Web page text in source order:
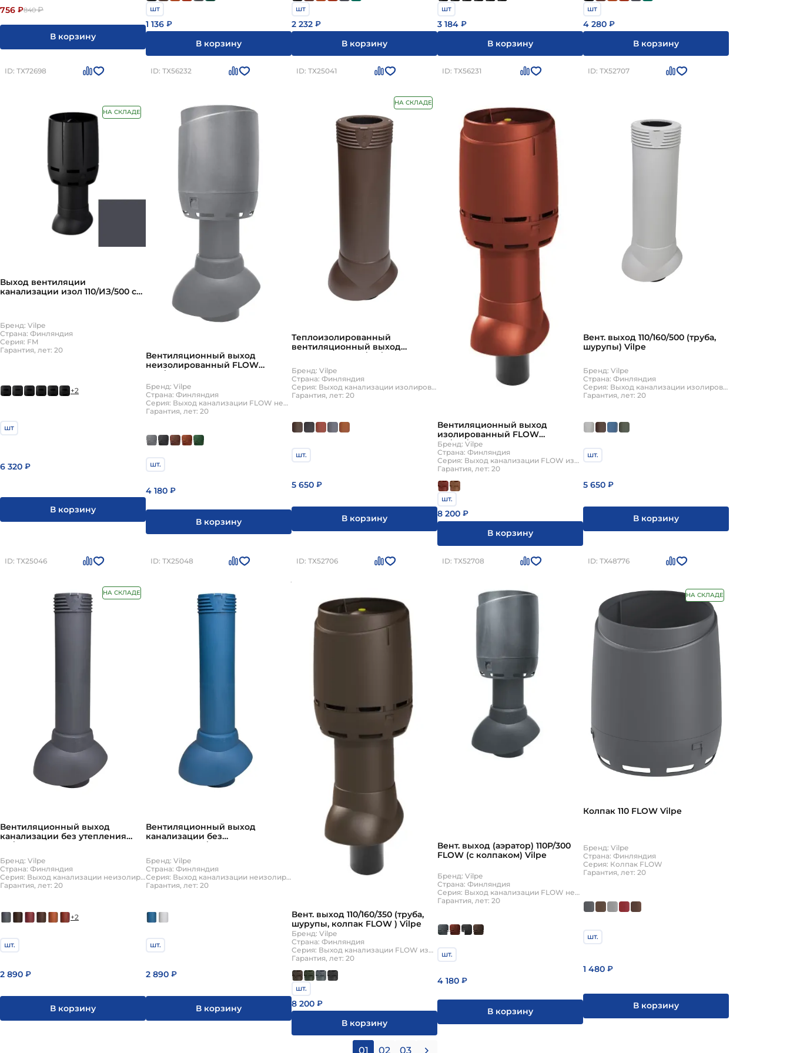
756 ₽840₽
В корзину
шт
1 136 ₽
В корзину
шт
2 232 ₽
В корзину
шт
3 184 ₽
В корзину
шт
4 280 ₽
В корзину
ID: ТХ72698
НА СКЛАДЕ
Выход вентиляции
канализации изол 110/ИЗ/500 с
Бренд: Vilpe
Страна: Финляндия
Серия: FM
Гарантия, лет: 20
+2
шт
6 320 ₽
В корзину
ID: ТХ56232
Вентиляционный выход
неизолированный FLOW
Бренд: Vilpe
Страна: Финляндия
Серия: Выход канализации FLOW неизолированный
Гарантия, лет: 20
шт.
4 180 ₽
В корзину
ID: ТХ25041
НА СКЛАДЕ
Теплоизолированный
вентиляционный выход
канализации 110/ИЗ/500 Vilpe
Бренд: Vilpe
Страна: Финляндия
Серия: Выход канализации изолированный
Гарантия, лет: 20
шт.
5 650 ₽
В корзину
ID: ТХ56231
Вентиляционный выход
изолированный FLOW
110/160/350 Vilpe
Бренд: Vilpe
Страна: Финляндия
Серия: Выход канализации FLOW изолированный
Гарантия, лет: 20
шт.
8 200 ₽
В корзину
ID: ТХ52707
Вент. выход 110/160/500 (труба,
шурупы) Vilpe
Бренд: Vilpe
Страна: Финляндия
Серия: Выход канализации изолированный
Гарантия, лет: 20
шт.
5 650 ₽
В корзину
ID: ТХ25046
НА СКЛАДЕ
Вентиляционный выход
канализации без утепления
110/500 Vilpe, Вилпе
Бренд: Vilpe
Страна: Финляндия
Серия: Выход канализации неизолированный
Гарантия, лет: 20
+2
шт.
2 890 ₽
В корзину
ID: ТХ25048
Вентиляционный выход
канализации без
утепления110/500 Vilpe
Бренд: Vilpe
Страна: Финляндия
Серия: Выход канализации неизолированный
Гарантия, лет: 20
шт.
2 890 ₽
В корзину
ID: ТХ52706
Вент. выход 110/160/350 (труба,
шурупы, колпак FLOW ) Vilpe
Бренд: Vilpe
Страна: Финляндия
Серия: Выход канализации FLOW изолированный
Гарантия, лет: 20
шт.
8 200 ₽
В корзину
ID: ТХ52708
Вент. выход (аэратор) 110P/300
FLOW (с колпаком) Vilpe
Бренд: Vilpe
Страна: Финляндия
Серия: Выход канализации FLOW неизолированный
Гарантия, лет: 20
шт.
4 180 ₽
В корзину
ID: ТХ48776
НА СКЛАДЕ
Колпак 110 FLOW Vilpe
Бренд: Vilpe
Страна: Финляндия
Серия: Колпак FLOW
Гарантия, лет: 20
шт.
1 480 ₽
В корзину
01 02 03